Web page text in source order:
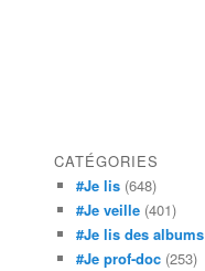
CATÉGORIES
#Je lis (648)
#Je veille (401)
#Je lis des albums
#Je prof-doc (253)